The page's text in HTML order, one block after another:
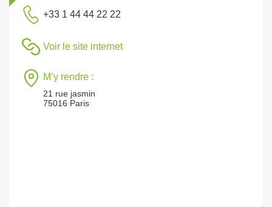
+33 1 44 44 22 22
Voir le site internet
M’y rendre :
21 rue jasmin
75016 Paris